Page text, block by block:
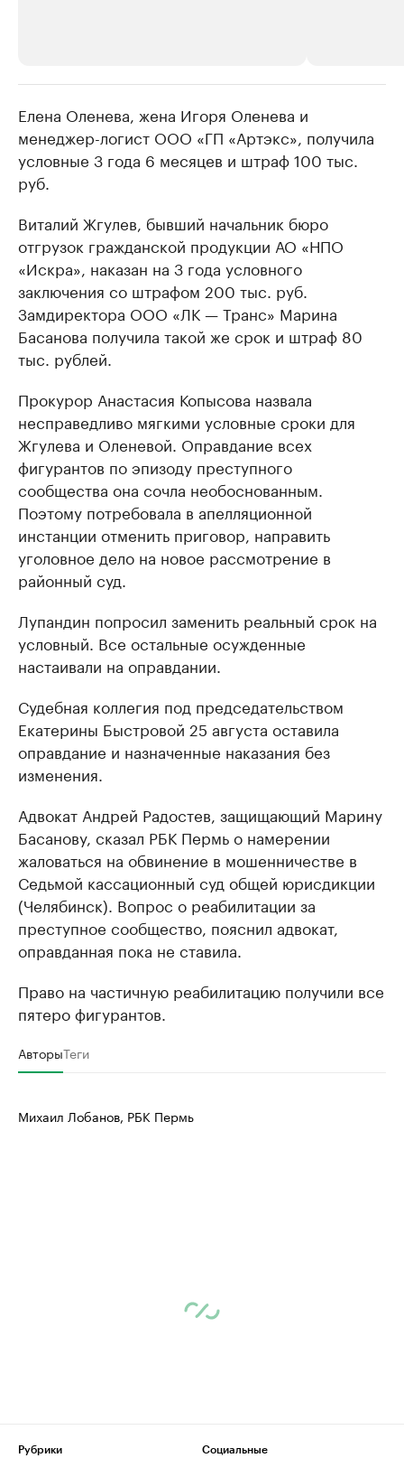
Крупнейшие производители и
продавцы медийной продукции
Ознакомьтесь с информацией в каталоге
Страховые
Елена Оленева, жена Игоря Оленева и
менеджер-логист ООО «ГП «Артэкс», получила
условные 3 года 6 месяцев и штраф 100 тыс.
руб.
Виталий Жгулев, бывший начальник бюро
отгрузок гражданской продукции АО «НПО
«Искра», наказан на 3 года условного
заключения со штрафом 200 тыс. руб.
Замдиректора ООО «ЛК — Транс» Марина
Басанова получила такой же срок и штраф 80
тыс. рублей.
Прокурор Анастасия Копысова назвала
несправедливо мягкими условные сроки для
Жгулева и Оленевой. Оправдание всех
фигурантов по эпизоду преступного
сообщества она сочла необоснованным.
Поэтому потребовала в апелляционной
инстанции отменить приговор, направить
уголовное дело на новое рассмотрение в
районный суд.
Лупандин попросил заменить реальный срок на
условный. Все остальные осужденные
настаивали на оправдании.
Судебная коллегия под председательством
Екатерины Быстровой 25 августа оставила
оправдание и назначенные наказания без
изменения.
Адвокат Андрей Радостев, защищающий Марину
Басанову, сказал РБК Пермь о намерении
жаловаться на обвинение в мошенничестве в
Седьмой кассационный суд общей юрисдикции
(Челябинск). Вопрос о реабилитации за
преступное сообщество, пояснил адвокат,
оправданная пока не ставила.
Право на частичную реабилитацию получили все
пятеро фигурантов.
АвторыТеги
Михаил Лобанов, РБК Пермь
Рубрики
Социальные